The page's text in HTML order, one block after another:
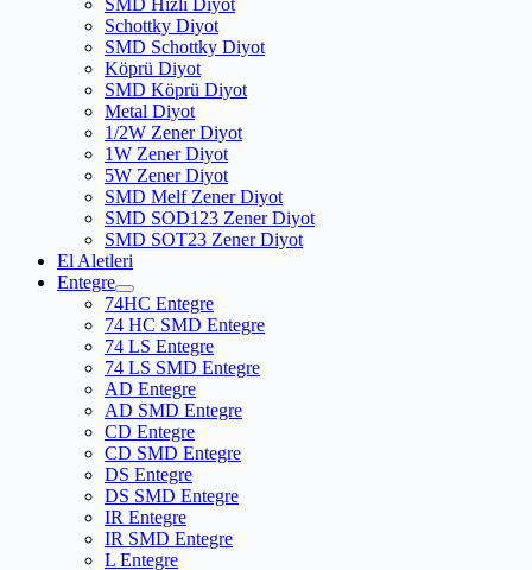
Schottky Diyot
SMD Schottky Diyot
Köprü Diyot
SMD Köprü Diyot
Metal Diyot
1/2W Zener Diyot
1W Zener Diyot
5W Zener Diyot
SMD Melf Zener Diyot
SMD SOD123 Zener Diyot
SMD SOT23 Zener Diyot
El Aletleri
Entegre
74HC Entegre
74 HC SMD Entegre
74 LS Entegre
74 LS SMD Entegre
AD Entegre
AD SMD Entegre
CD Entegre
CD SMD Entegre
DS Entegre
DS SMD Entegre
IR Entegre
IR SMD Entegre
L Entegre